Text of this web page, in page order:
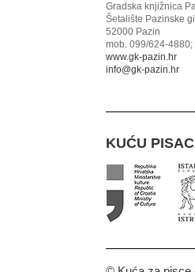
Gradska knjižnica
Šetalište Pazinske
52000 Pazin
mob. 099/624-
www.gk-pazin.hr
info@gk-pazin.hr
KUĆU